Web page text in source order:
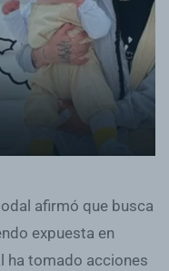
afirmó que busca
expuesta en
ha tomado acciones